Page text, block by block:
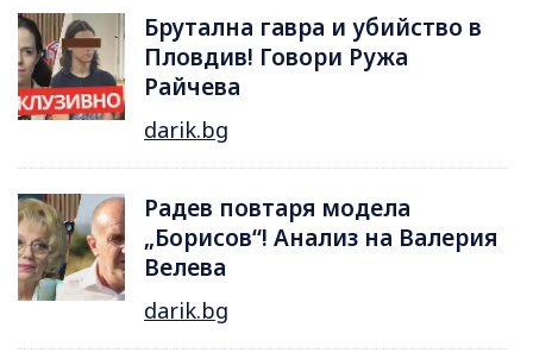
Брутална гавра и убийство в
Пловдив! Говори Ружа
Райчева
darik.bg
Радев повтаря модела
„Борисов“! Анализ на Валерия
Велева
darik.bg